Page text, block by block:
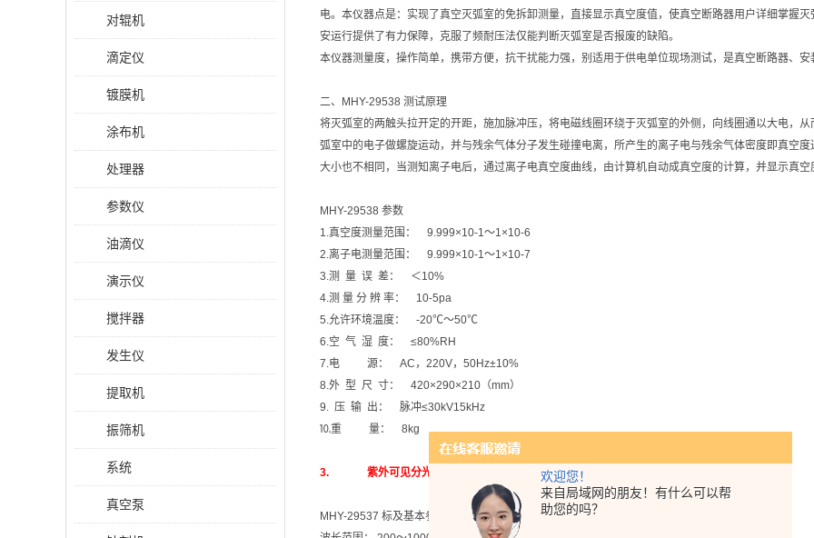
欢迎您！
来自局域网的朋友！有什么可以帮
助您的吗？
对辊机
滴定仪
镀膜机
涂布机
处理器
参数仪
油滴仪
演示仪
搅拌器
发生仪
提取机
振筛机
系统
真空泵
电。本仪器点是：实现了真空灭弧室的免拆卸测量，直接显示真空度值，使真空断路器用户详细掌握
安运行提供了有力保障，克服了频耐压法仅能判断灭弧室是否报废的缺陷。
本仪器测量度，操作简单，携带方便，抗干扰能力强，别适用于供电单位现场测试，是真空断路器、
二、MHY-29538 测试原理
将灭弧室的两触头拉开定的开距，施加脉冲压，将电磁线圈环绕于灭弧室的外侧，向线圈通以大电，
弧室中的电子做螺旋运动，并与残余气体分子发生碰撞电离，所产生的离子电与残余气体密度即真空
大小也不相同，当测知离子电后，通过离子电真空度曲线，由计算机自动成真空度的计算，并显示真空
MHY-29538 参数
1.真空度测量范围： 9.999×10-1～1×10-6
2.离子电测量范围： 9.999×10-1～1×10-7
3.测 量 误 差： ＜10%
4.测 量 分 辨 率： 10-5pa
5.允许环境温度： -20℃～50℃
6.空 气 湿 度： ≤80%RH
7.电 源： AC，220V，50Hz±10%
8.外 型 尺 寸： 420×290×210（mm）
9. 压 输 出： 脉冲≤30kV15kHz
⒑重 量： 8kg
3. 紫外可见分光光度计 型号：MHY-29537
MHY-29537 标及基本参数